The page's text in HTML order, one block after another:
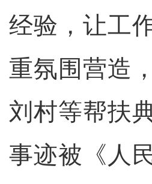
经验，让工
重氛围营造
刘村等帮扶
事迹被《人